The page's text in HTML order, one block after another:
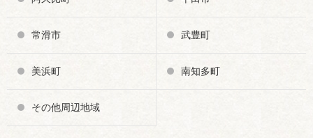
常滑市 武豊町
美浜町 南知多町
その他周辺地域